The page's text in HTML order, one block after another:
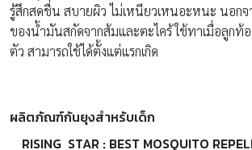
รู้สึกสดชื่น สบายผิว ไม่เหนียวเหนอะหนะ นอก
ของน้ำมันสกัดจากส้มและตะไคร้ ใช้ทาเมื่อลูกท้
ตัว สามารถใช้ได้ตั้งแต่แรกเกิด
ผลิตภัณฑ์กันยุงสำหรับเด็ก
RISING STAR : BEST MOSQUITO